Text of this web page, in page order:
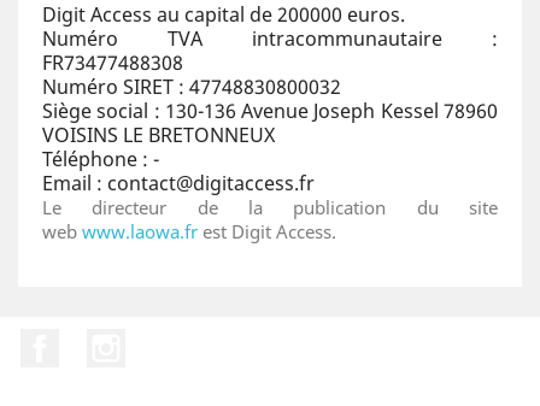
Digit Access au capital de 200000 euros.
Numéro TVA intracommunautaire :
FR73477488308
Numéro SIRET : 47748830800032
Siège social : 130-136 Avenue Joseph Kessel 78960
VOISINS LE BRETONNEUX
Téléphone : -
Email : contact@digitaccess.fr
Le directeur de la publication du site
web www.laowa.fr est Digit Access.